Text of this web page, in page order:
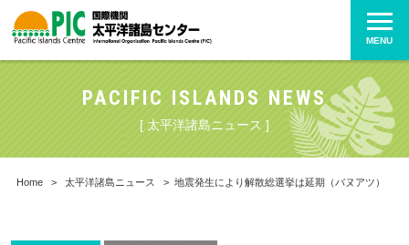
MENU
PACIFIC ISLANDS NEWS
[ 太平洋諸島ニュース ]
Home > 太平洋諸島ニュース > 地震発生により解散総選挙は延期（バヌアツ）